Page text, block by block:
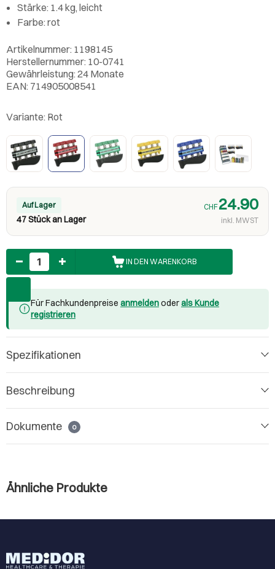
Stärke: 1.4 kg, leicht
Farbe: rot
Artikelnummer: 1198145
Herstellernummer: 10-0741
Gewährleistung: 24 Monate
EAN: 714905008541
Variante: Rot
Auf Lager
47 Stück an Lager
CHF24.90
inkl. MWST
Anzahl
IN DEN WARENKORB
Für Fachkundenpreise anmeldenoderals Kunde
registrieren
Spezifikationen
Beschreibung
Dokumente 0
Ähnliche Produkte